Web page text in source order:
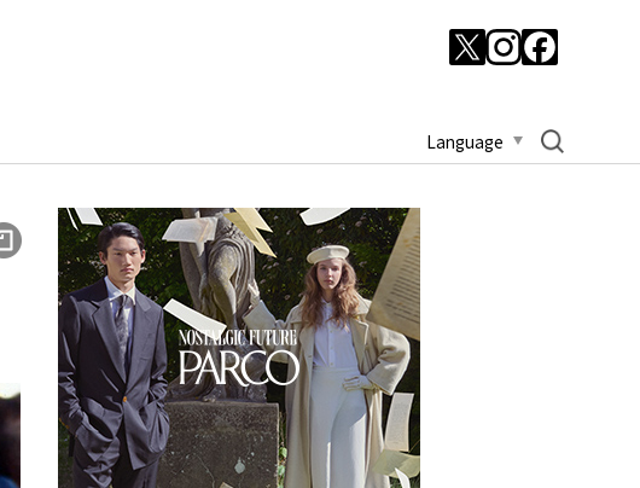
Language